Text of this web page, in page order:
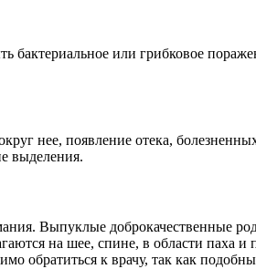
бактериальное или грибковое
нее, появление отека,
выделения.
Выпуклые доброкачественные
на шее, спине, в области
обратиться к врачу, так как